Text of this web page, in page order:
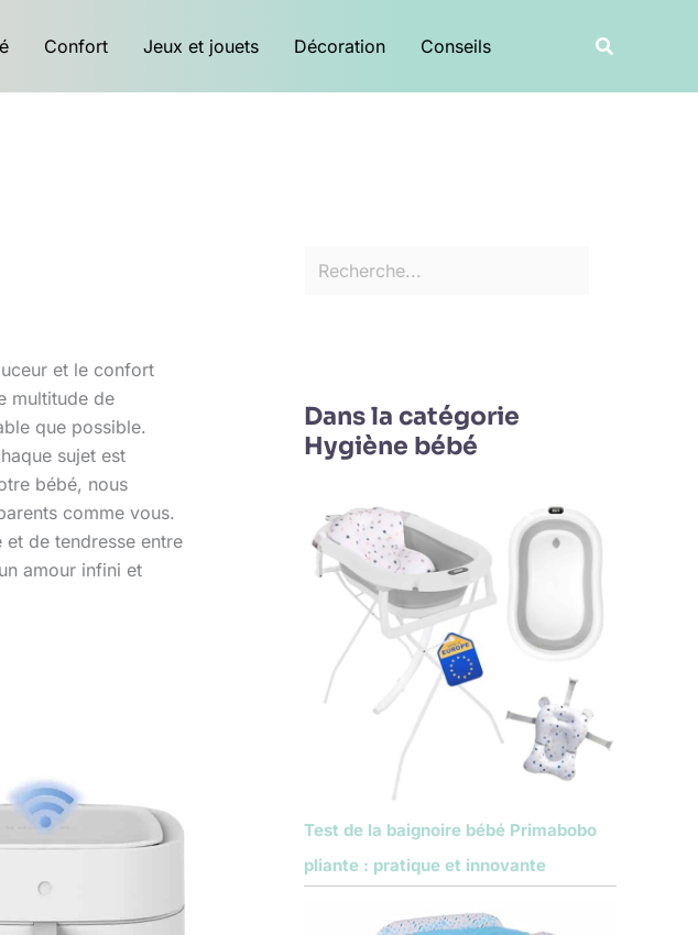
Confort Jeux et jouets Décoration Conseils
et le confort
multitude de
que possible.
sujet est
bébé, nous
comme vous.
de tendresse entre
amour infini et
e
c
Dans la catégorie
Hygiène bébé
Test de la baignoire bébé Primabobo
pliante : pratique et innovante